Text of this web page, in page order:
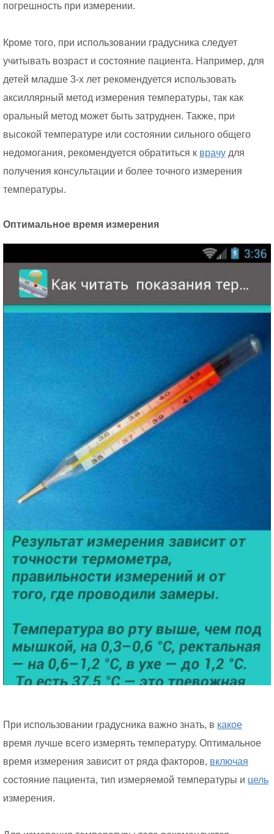
погрешность при измерении.
Кроме того, при использовании градусника следует
учитывать возраст и состояние пациента. Например, для
детей младше 3-х лет рекомендуется использовать
аксиллярный метод измерения температуры, так как
оральный метод может быть затруднен. Также, при
высокой температуре или состоянии сильного общего
недомогания, рекомендуется обратиться к врачу для
получения консультации и более точного измерения
температуры.
Оптимальное время измерения
При использовании градусника важно знать, в какое
время лучше всего измерять температуру. Оптимальное
время измерения зависит от ряда факторов, включая
состояние пациента, тип измеряемой температуры и цель
измерения.